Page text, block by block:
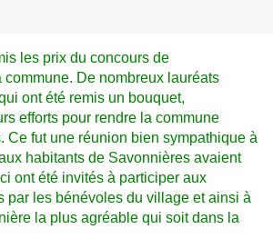
les prix du concours de
commune. De nombreux lauréats
ont été remis un bouquet,
efforts pour rendre la commune
Ce fut une réunion bien sympathique à
habitants de Savonnières avaient
ont été invités à participer aux
par les bénévoles du village et ainsi à
la plus agréable qui soit dans la